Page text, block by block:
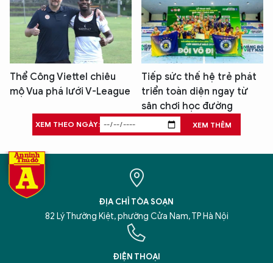
Thể Công Viettel chiêu
mộ Vua phá lưới V-League
Tiếp sức thế hệ trẻ phát
triển toàn diện ngay từ
sân chơi học đường
XEM THEO NGÀY: XEM THÊM
ĐỊA CHỈ TÒA SOẠN
82 Lý Thường Kiệt, phường Cửa Nam, TP Hà Nội
ĐIỆN THOẠI